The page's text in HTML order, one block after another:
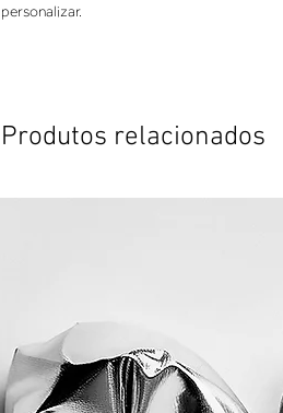
personalizar.
Produtos relacionados